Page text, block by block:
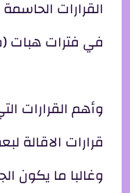
القرارات
في فترات هبات
وأهم القرارات
قرارات الاقالة
وغالبا ما يكون